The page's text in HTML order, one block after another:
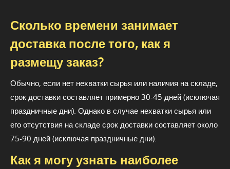
Сколько времени занимает
доставка после того, как я
размещу заказ?
Обычно, если нет нехватки сырья или наличия на складе,
срок доставки составляет примерно 30-45 дней (исключая
праздничные дни). Однако в случае нехватки сырья или
его отсутствия на складе срок доставки составляет около
75-90 дней (исключая праздничные дни).
Как я могу узнать наиболее